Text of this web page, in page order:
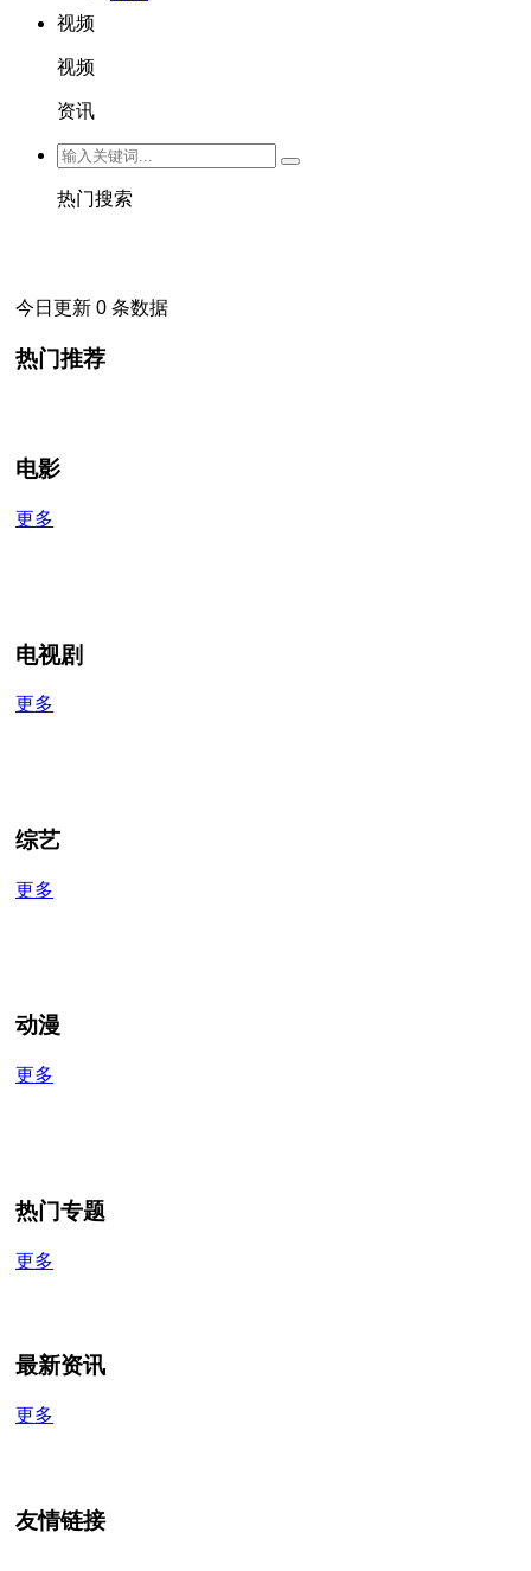
视频
视频
资讯
热门搜索
今日更新 0 条数据
热门推荐
电影
更多
电视剧
更多
综艺
更多
动漫
更多
热门专题
更多
最新资讯
更多
友情链接